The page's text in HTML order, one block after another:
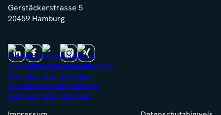
Gerstäckerstrasse 5
20459 Hamburg